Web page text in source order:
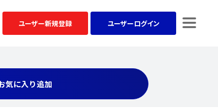
ユーザー新規登録 ユーザーログイン
気に入り追加